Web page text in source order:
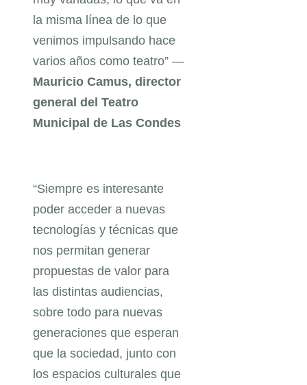
la misma línea de lo que
venimos impulsando hace
varios años como teatro” —
Mauricio Camus, director
general del Teatro
Municipal de Las Condes
“Siempre es interesante
poder acceder a nuevas
tecnologías y técnicas que
nos permitan generar
propuestas de valor para
las distintas audiencias,
sobre todo para nuevas
generaciones que esperan
que la sociedad, junto con
los espacios culturales que